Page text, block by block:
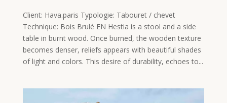
Client: Hava.paris Typologie: Tabouret / chevet
Technique: Bois Brulé EN Hestia is a stool and a side
table in burnt wood. Once burned, the wooden texture
becomes denser, reliefs appears with beautiful shades
of light and colors. This desire of durability, echoes to...